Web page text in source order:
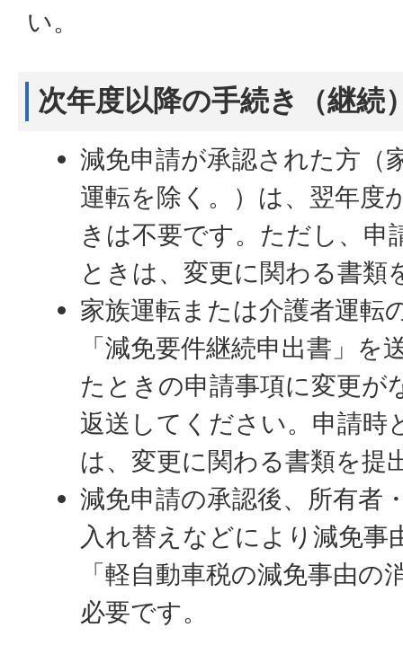
い。
次年度以降の手続き（継続
減免申請が承認された方（
運転を除く。）は、翌年度
きは不要です。ただし、申
ときは、変更に関わる書類
家族運転または介護者運転
「減免要件継続申出書」
たときの申請事項に変更が
返送してください。申請時
は、変更に関わる書類を提
減免申請の承認後、所有者
入れ替えなどにより減免事
「軽自動車税の減免事由の
必要です。